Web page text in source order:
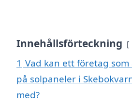
Innehållsförteckning
1 Vad kan ett företag
på solpaneler i
med?